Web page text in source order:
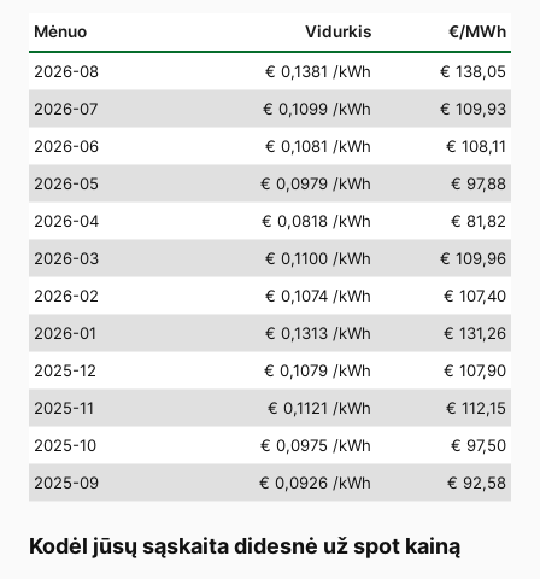
Mėnuo Vidurkis €/MWh
2026-08 € 0,1381 /kWh
€ 138,05
2026-07
€ 0,1099 /kWh
€ 109,93
2026-06
€ 0,1081 /kWh
€ 108,11
2026-05
€ 0,0979 /kWh
€ 97,88
2026-04
€ 0,0818 /kWh
€ 81,82
2026-03
€ 0,1100 /kWh
€ 109,96
2026-02
€ 0,1074 /kWh
€ 107,40
2026-01
€ 0,1313 /kWh
€ 131,26
2025-12
€ 0,1079 /kWh
€ 107,90
2025-11
€ 0,1121 /kWh
€ 112,15
2025-10
€ 0,0975 /kWh
€ 97,50
2025-09
€ 0,0926 /kWh € 92,58
Kodėl jūsų sąskaita didesnė už spot kainą